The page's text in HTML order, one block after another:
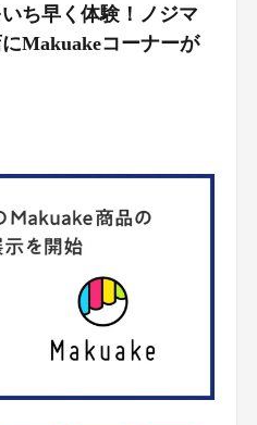
ち早く体験！ノジマ
Makuakeコーナーが